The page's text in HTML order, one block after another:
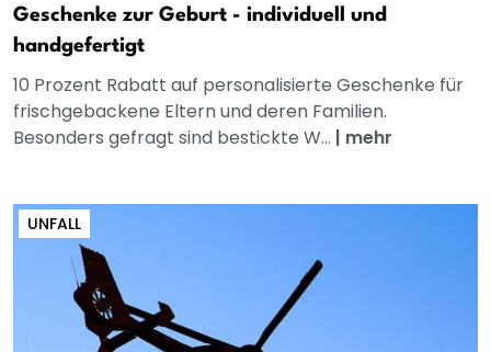
Geschenke zur Geburt - individuell und
handgefertigt
10 Prozent Rabatt auf personalisierte Geschenke für
frischgebackene Eltern und deren Familien.
Besonders gefragt sind bestickte W... | mehr
UNFALL